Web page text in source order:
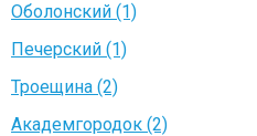
Оболонский (1)
Печерский (1)
Троещина (2)
Академгородок (2)